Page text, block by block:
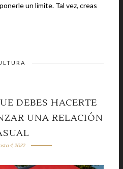
límite. Tal vez, creas
DEBES HACERTE
UNA RELACIÓN
4, 2022